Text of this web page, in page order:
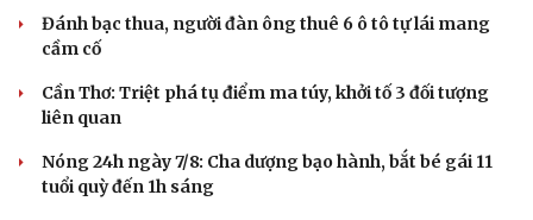
Đánh bạc thua, người đàn ông thuê 6 ô tô tự lái mang
cầm cố
Cần Thơ: Triệt phá tụ điểm ma túy, khởi tố 3 đối tượng
liên quan
Nóng 24h ngày 7/8: Cha dượng bạo hành, bắt bé gái 11
tuổi quỳ đến 1h sáng